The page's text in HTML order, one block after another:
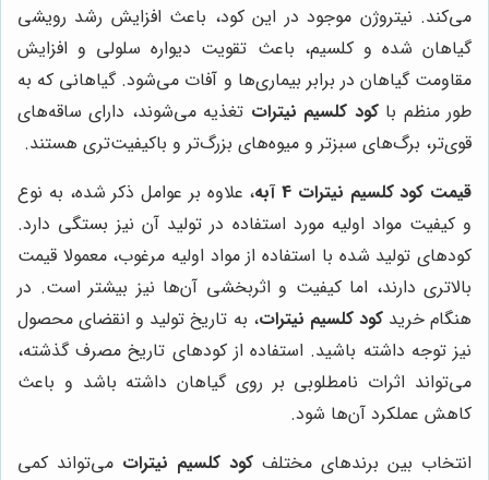
می‌کند. نیتروژن موجود در این کود، باعث افزایش رشد رویشی
گیاهان شده و کلسیم، باعث تقویت دیواره سلولی و افزایش
مقاومت گیاهان در برابر بیماری‌ها و آفات می‌شود. گیاهانی که به
طور منظم باکود کلسیم نیترات تغذیه می‌شوند، دارای ساقه‌های
قوی‌تر، برگ‌های سبزتر و میوه‌های بزرگ‌تر و باکیفیت‌تری هستند.
قیمت کود کلسیم نیترات 4 آبه
، علاوه بر عوامل ذکر شده، به نوع
و کیفیت مواد اولیه مورد استفاده در تولید آن نیز بستگی دارد.
کودهای تولید شده با استفاده از مواد اولیه مرغوب، معمولا قیمت
بالاتری دارند، اما کیفیت و اثربخشی آن‌ها نیز بیشتر است. در
هنگام خریدکود کلسیم نیترات، به تاریخ تولید و انقضای محصول
نیز توجه داشته باشید. استفاده از کودهای تاریخ مصرف گذشته،
می‌تواند اثرات نامطلوبی بر روی گیاهان داشته باشد و باعث
کاهش عملکرد آن‌ها شود.
انتخاب بین برندهای مختلف کود کلسیم نیترات می‌تواند کمی